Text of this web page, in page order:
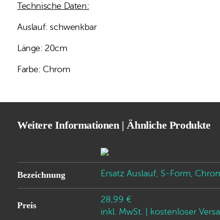
Technische Daten:
Auslauf: schwenkbar
Länge: 20cm
Farbe: Chrom
Weitere Informationen | Ähnliche Produkte
Bezeichnung Ersatz Auslauf, S-Form,
Preis
28,99 €
inkl. MwSt.
| kostenloser